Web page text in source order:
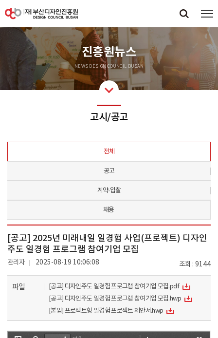
진흥원뉴스
NEWS DESIGN COUNCIL BUSAN
고시/공고
전체
공고
계약·입찰
채용
[공고] 2025년 미래내일 일경험 사업(프로젝트) 디자인
주도 일경험 프로그램 참여기업 모집
조회 9144
관리자 2025-08-19 10:06:08
파일
[공고] 디자인주도 일경험 프로그램 참여기업 모집.pdf
[공고] 디자인주도 일경험 프로그램 참여기업 모집.hwp
[붙임] 프로젝트형 일경험 프로젝트 제안서.hwp